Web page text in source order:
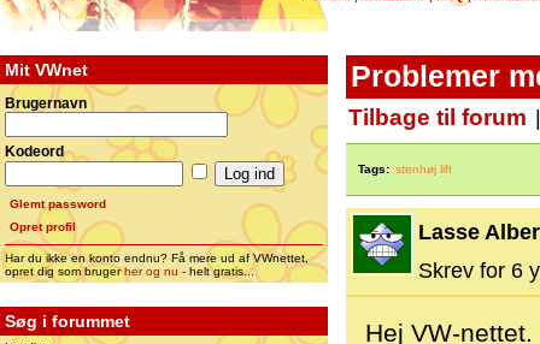
Mit VWnet
Brugernavn
Kodeord
Glemt password
Opret profil
Har du ikke en konto endnu? Få mere ud af VWnettet,
opret dig som brugerher og nu - helt gratis...
Søg i forummet
Problemer
Tilbage til forum
Tags: stenhøj lift
Lasse
Skrev for 6
Hej VW-nettet.